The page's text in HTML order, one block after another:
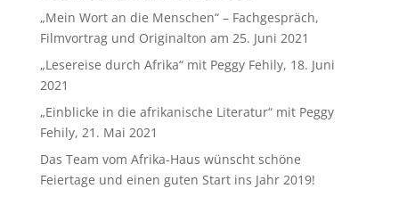
„Mein Wort an die Menschen“ – Fachgespräch,
Filmvortrag und Originalton am 25. Juni 2021
„Lesereise durch Afrika“ mit Peggy Fehily, 18. Juni
2021
„Einblicke in die afrikanische Literatur“ mit Peggy
Fehily, 21. Mai 2021
Das Team vom Afrika-Haus wünscht schöne
Feiertage und einen guten Start ins Jahr 2019!